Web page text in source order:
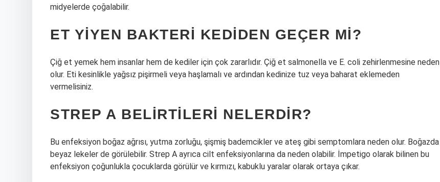
midyelerde çoğalabilir.
ET YIYEN BAKTERI KEDIDEN GEÇER MI?
Çiğ et yemek hem insanlar hem de kediler için çok zararlıdır. Çiğ et salmonella ve E. coli zehirlenmesine neden
olur. Eti kesinlikle yağsız pişirmeli veya haşlamalı ve ardından kedinize tuz veya baharat eklemeden
vermelisiniz.
STREP A BELIRTILERI NELERDIR?
Bu enfeksiyon boğaz ağrısı, yutma zorluğu, şişmiş bademcikler ve ateş gibi semptomlara neden olur. Boğazda
beyaz lekeler de görülebilir. Strep A ayrıca cilt enfeksiyonlarına da neden olabilir. İmpetigo olarak bilinen bu
enfeksiyon çoğunlukla çocuklarda görülür ve kırmızı, kabuklu yaralar olarak ortaya çıkar.